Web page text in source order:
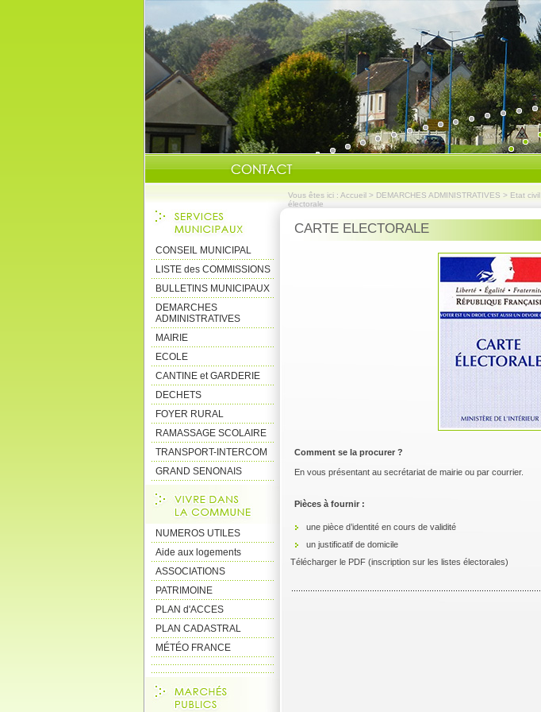
Vous êtes ici : Accueil > DEMARCHES ADMINISTRATIVES > Etat civil
électorale
CONSEIL MUNICIPAL
LISTE des COMMISSIONS
BULLETINS MUNICIPAUX
DEMARCHES
ADMINISTRATIVES
MAIRIE
ECOLE
CANTINE et GARDERIE
DECHETS
FOYER RURAL
RAMASSAGE SCOLAIRE
TRANSPORT-INTERCOM
GRAND SENONAIS
NUMEROS UTILES
Aide aux logements
ASSOCIATIONS
PATRIMOINE
PLAN d'ACCES
PLAN CADASTRAL
MÉTÉO FRANCE
CARTE ELECTORALE
Comment se la procurer ?
En vous présentant au secrétariat de mairie ou par courrier.
Pièces à fournir :
une pièce d’identité en cours de validité
un justificatif de domicile
Télécharger le PDF (inscription sur les listes électorales)